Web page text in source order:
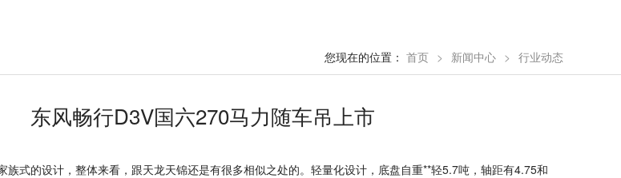
您现在的位置： 首页 > 新闻中心 > 行业动态
东风畅行D3V国六270马力随车吊上市
族式的设计，整体来看，跟天龙天锦还是有很多相似之处的。轻量化设计，底盘自重**轻5.7吨，轴距有4.75和